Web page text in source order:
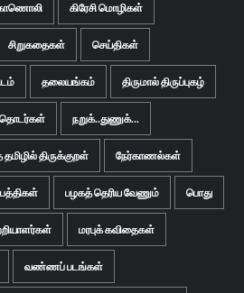
கிரேசி மொழிகள்
சிறுகதைகள் செய்திகள்
தலையங்கம் திருமால் திருப்புகழ்
தொடர்கள் நறுக்..துணுக்...
திருக்குறள் நேர்காணல்கள்
பத்திகள் பழகத் தெரிய வேணும் பொது
மரபுக் கவிதைகள்
வண்ணப் படங்கள்